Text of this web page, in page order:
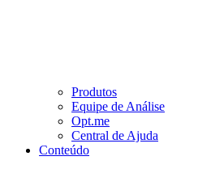
Produtos
Equipe de Análise
Opt.me
Central de Ajuda
Conteúdo